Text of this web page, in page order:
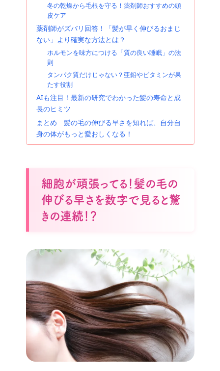
冬の乾燥から毛根を守る！薬剤師おすすめの頭
皮ケア
薬剤師がズバリ回答！「髪が早く伸びるおまじ
ない」より確実な方法とは？
ホルモンを味方につける「質の良い睡眠」の法
則
タンパク質だけじゃない？亜鉛やビタミンが果
たす役割
AIも注目！最新の研究でわかった髪の寿命と成
長のヒミツ
まとめ 髪の毛の伸びる早さを知れば、自分自
身の体がもっと愛おしくなる！
細胞が頑張ってる！髪の毛の
伸びる早さを数字で見ると驚
きの連続！？